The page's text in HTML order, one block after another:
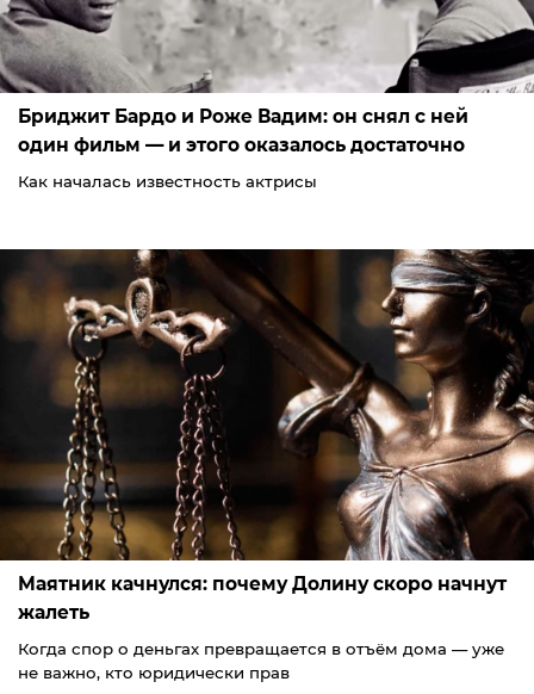
Бриджит Бардо и Роже Вадим: он снял с ней
один фильм — и этого оказалось достаточно
Как началась известность актрисы
Маятник качнулся: почему Долину скоро начнут
жалеть
Когда спор о деньгах превращается в отъём дома — уже
не важно, кто юридически прав